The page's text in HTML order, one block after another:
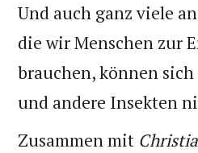
Und auch ganz viele
die wir Menschen zur
brauchen, können
und andere Insekten
Zusammen mit